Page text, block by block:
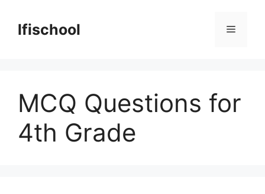
contentlfischool Menu
MCQ Questions for
4th Grade